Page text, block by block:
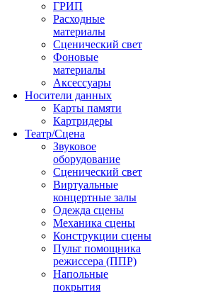
ГРИП
Расходные
материалы
Сценический свет
Фоновые
материалы
Аксессуары
Носители данных
Карты памяти
Картридеры
Театр/Сцена
Звуковое
оборудование
Сценический свет
Виртуальные
концертные залы
Одежда сцены
Механика сцены
Конструкции сцены
Пульт помощника
режиссера (ППР)
Напольные
покрытия